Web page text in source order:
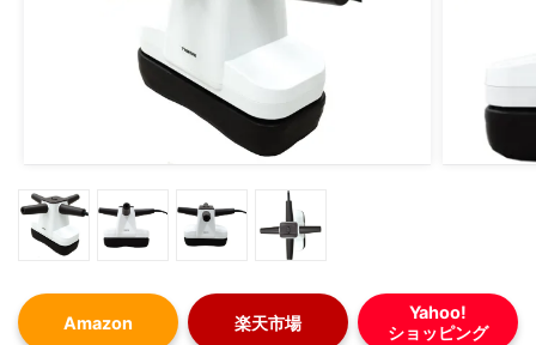
Amazon 楽天市場
Yahoo!
ショッピング